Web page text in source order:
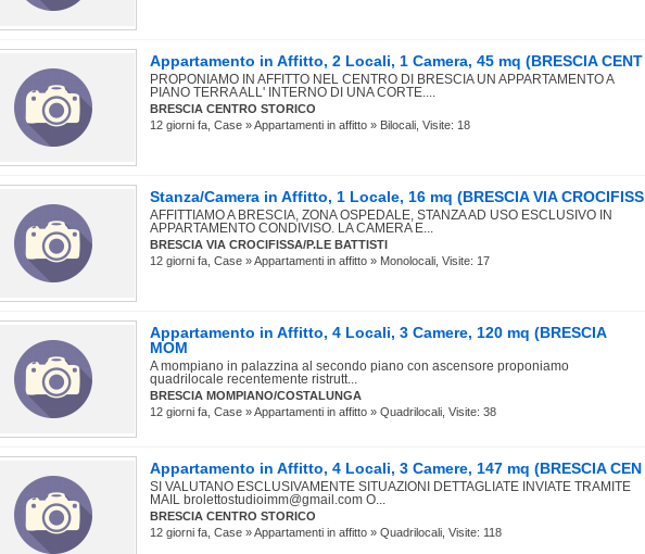
Appartamento in Affitto, 2 Locali, 1 Camera, 45 mq (BRESCIA CENT
PROPONIAMO IN AFFITTO NEL CENTRO DI BRESCIA UN APPARTAMENTO A
PIANO TERRA ALL' INTERNO DI UNA CORTE....
BRESCIA CENTRO STORICO
12 giorni fa, Case » Appartamenti in affitto » Bilocali, Visite: 18
Stanza/Camera in Affitto, 1 Locale, 16 mq (BRESCIA VIA CROCIFISS
AFFITTIAMO A BRESCIA, ZONA OSPEDALE, STANZA AD USO ESCLUSIVO IN
APPARTAMENTO CONDIVISO. LA CAMERA E...
BRESCIA VIA CROCIFISSA/P.LE BATTISTI
12 giorni fa, Case » Appartamenti in affitto » Monolocali, Visite: 17
Appartamento in Affitto, 4 Locali, 3 Camere, 120 mq (BRESCIA
MOM
A mompiano in palazzina al secondo piano con ascensore proponiamo
quadrilocale recentemente ristrutt...
BRESCIA MOMPIANO/COSTALUNGA
12 giorni fa, Case » Appartamenti in affitto » Quadrilocali, Visite: 38
Appartamento in Affitto, 4 Locali, 3 Camere, 147 mq (BRESCIA CEN
SI VALUTANO ESCLUSIVAMENTE SITUAZIONI DETTAGLIATE INVIATE TRAMITE
MAIL brolettostudioimm@gmail.com O...
BRESCIA CENTRO STORICO
12 giorni fa, Case » Appartamenti in affitto » Quadrilocali, Visite: 118